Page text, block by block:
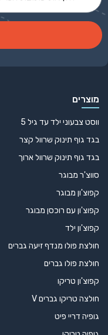
מוצרים
ווסט צבעוני ילד עד גיל 5
בגד גוף תינוק שרוול קצר
בגד גוף תינוק שרוול ארוך
סווצ'ר מבוגר
קפוצ'ון מבוגר
קפוצ'ון עם רוכסן מבוגר
קפוצ'ון ילד
חולצת פולו מנדף זיעה גברים
חולצת פולו גברים
קפוצ'ון טריקו
חולצה טריקו גברים V
גופיה דריי פיט